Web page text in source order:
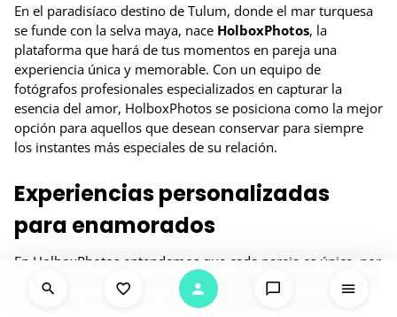
En el paradisíaco destino de Tulum, donde el mar turquesa
se funde con la selva maya, nace HolboxPhotos, la
plataforma que hará de tus momentos en pareja una
experiencia única y memorable. Con un equipo de
fotógrafos profesionales especializados en capturar la
esencia del amor, HolboxPhotos se posiciona como la mejor
opción para aquellos que desean conservar para siempre
los instantes más especiales de su relación.
Experiencias personalizadas
para enamorados
En HolboxPhotos entendemos que cada pareja es única, por
lo que ofrecemos sesiones de fotografía personalizadas que
se adaptan a los gustos y personalidad de cada pareja. Ya